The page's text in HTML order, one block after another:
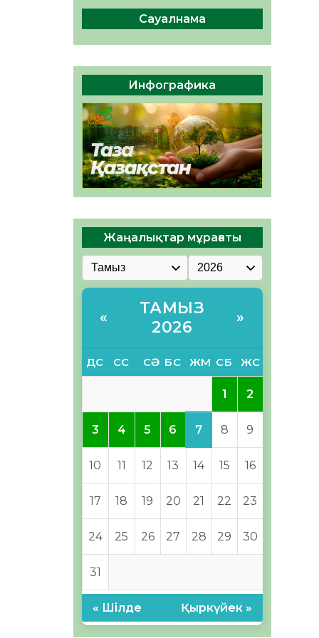
беруге дайын
ӘРБІР ДАУЫС – ҚОҒАМ
ДАМУЫНА ҚОСЫЛҒАН
ҮЛЕС
05.08.2026
39 0
Сауалнама
Инфографика
Жаңалықтар мұрағаты
«
ТАМЫЗ
2026
»
ДС СС СӘ БС ЖМ СБ ЖС
1 2
3 4 5 6 7 8 9
10 11 12 13 14 15 16
17 18 19 20 21 22 23
24 25 26 27 28 29 30
31
« Шілде Қыркүйек »